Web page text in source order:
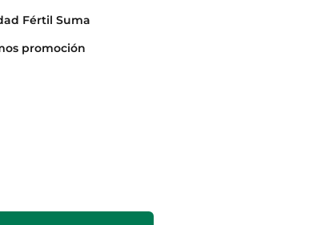
Fértil Suma
promoción